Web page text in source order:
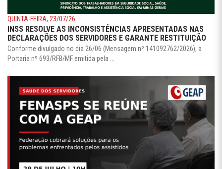
QUINTA-FEIRA, 23/07/26
INSS RESOLVE AS INCONSISTÊNCIAS APRESENTADAS NAS
DECLARAÇÕES DOS SERVIDORES E GARANTE RESTITUIÇÃO
Conforme divulgado no dia 26/06 (Mensagem nº 141092762/2026), a
Portaria nº 693/RFB/MF emitida pela ...